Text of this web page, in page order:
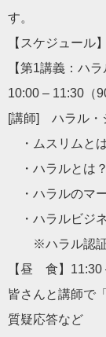
す。
【スケジュール】
【第1講義：ハ
10:00 – 11:30（
[講師] ハラル
・ムスリムと
・ハラルとは
・ハラルのマ
・ハラルビジ
※ハラル認証
【昼 食】11:30
皆さんと講師で
質疑応答など